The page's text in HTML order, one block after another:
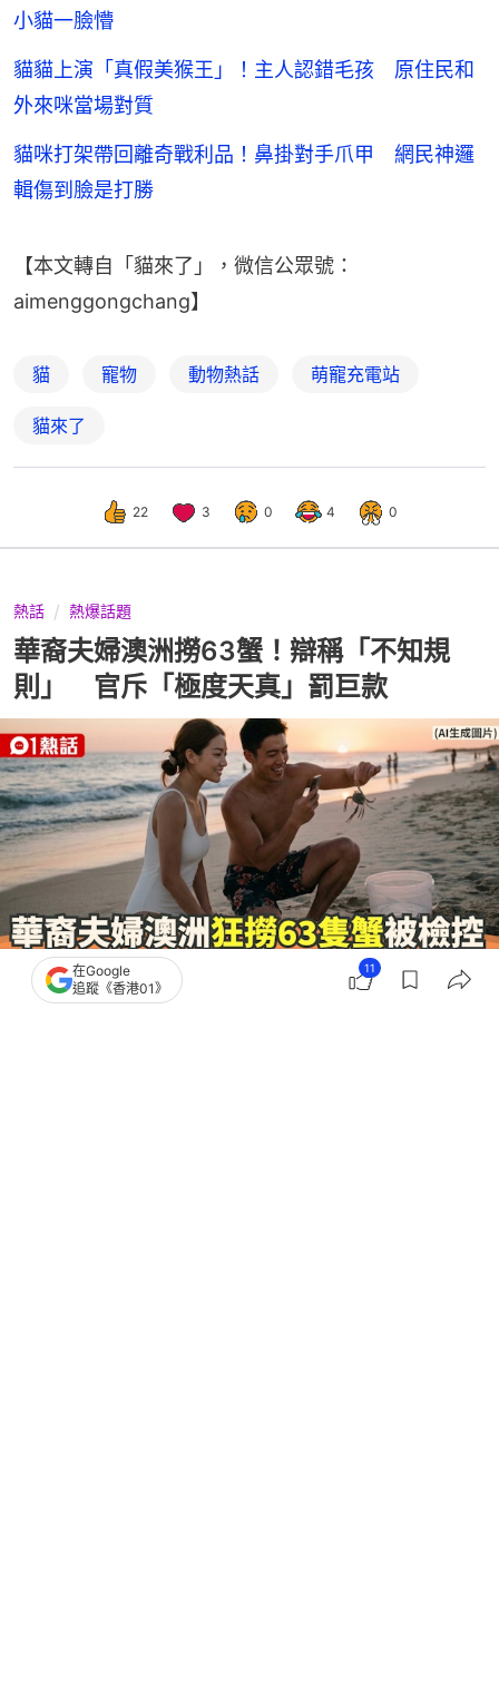
小貓一臉懵
貓貓上演「真假美猴王」！主人認錯毛孩 原住民和
外來咪當場對質
貓咪打架帶回離奇戰利品！鼻掛對手爪甲 網民神邏
輯傷到臉是打勝
【本文轉自「貓來了」，微信公眾號：
aimenggongchang】
貓 寵物 動物熱話 萌寵充電站
貓來了
22 3 0 4 0
熱話 熱爆話題
華裔夫婦澳洲撈63蟹！辯稱「不知規
則」 官斥「極度天真」罰巨款
撰文：伊萬德
在Google
追蹤《香港01》
11